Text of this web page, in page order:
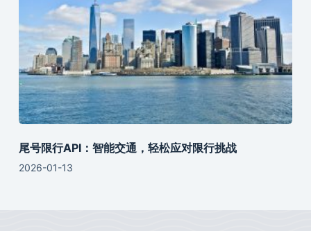
尾号限行API：智能交通，轻松应对限行挑战
2026-01-13